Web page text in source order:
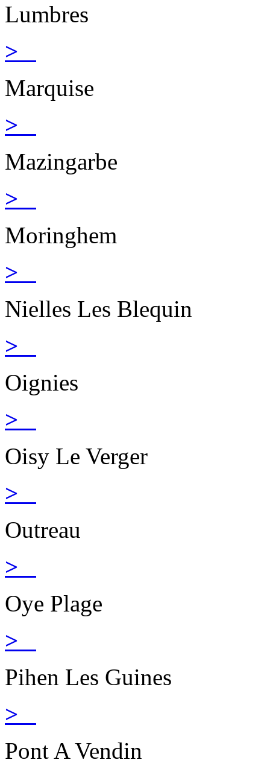
Lumbres
>
Marquise
>
Mazingarbe
>
Moringhem
>
Nielles Les Blequin
>
Oignies
>
Oisy Le Verger
>
Outreau
>
Oye Plage
>
Pihen Les Guines
>
Pont A Vendin